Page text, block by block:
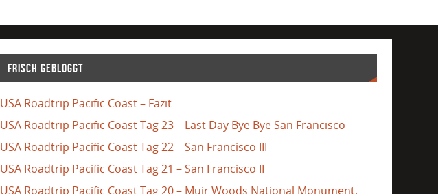
Frisch gebloggt
USA Roadtrip Pacific Coast – Fazit
USA Roadtrip Pacific Coast Tag 23 – Last Day Bye Bye San Francisco
USA Roadtrip Pacific Coast Tag 22 – San Francisco III
USA Roadtrip Pacific Coast Tag 21 – San Francisco II
USA Roadtrip Pacific Coast Tag 20 – Muir Woods National Monument,